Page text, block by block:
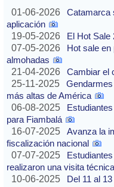
01-06-2026
Catamarca
aplicación
19-05-2026
El Hot Sale
07-05-2026
Hot sale
almohadas
21-04-2026
Cambiar el
25-11-2025
más altas de América
06-08-2025
para Fiambalá
16-07-2025
Avanza la
fiscalización nacional
07-07-2025
realizaron una visita
10-06-2025
Del 11 al